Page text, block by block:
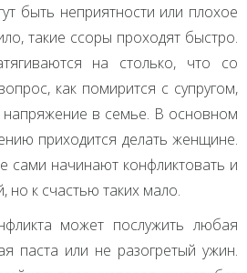
быть неприятности или плохое
такие ссоры проходят быстро.
на столько, что со
как помирится с супругом,
напряжение в семье. В основном
приходится делать женщине.
сами начинают конфликтовать и
но к счастью таких мало.
может послужить любая
паста или не разогретый ужин.